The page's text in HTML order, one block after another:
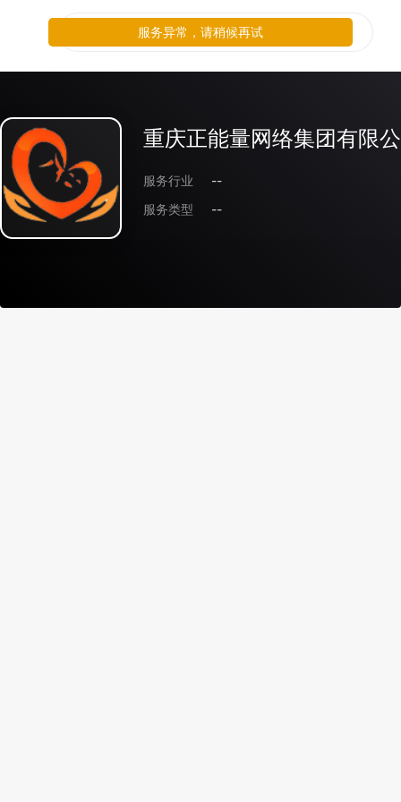
重庆正能量网络集团有限
服务行业
--
服务类型
--
服务异常，请稍候再试